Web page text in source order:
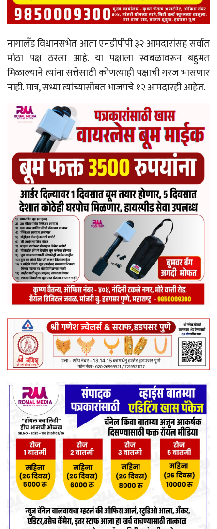
नागालँड विधानसभेत आता एनडीपीपी ३२ आमदारांसह सर्वात
मोठा पक्ष ठरला आहे. या पक्षाला स्वबळावरून बहुमत
मिळाल्याने त्यांना सत्तेसाठी कोणत्याही पक्षाची गरज भासणार
नाही. मात्र, सध्या त्यांच्यासोबत भाजपचे १२ आमदारही आहेत.